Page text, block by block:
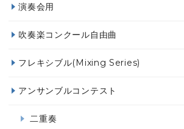
演奏会用
吹奏楽コンクール自由曲
フレキシブル(Mixing Series)
アンサンブルコンテスト
二重奏